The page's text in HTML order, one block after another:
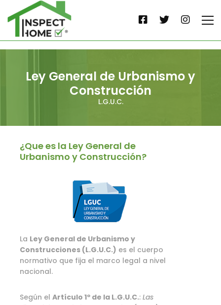
Ley General de Urbanismo y
Construcción
L.G.U.C.
¿Que es la Ley General de
Urbanismo y Construcción?
La Ley General de Urbanismo y
Construcciones (L.G.U.C.) es el cuerpo
normativo que fija el marco legal a nivel
nacional.
Según el Artículo 1º de la L.G.U.C.: Las